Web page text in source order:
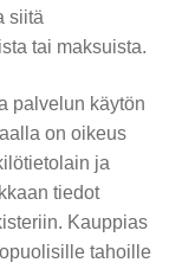
siitä
tai maksuista.
palvelun käytön
on oikeus
ja
tiedot
Kauppias
tahoille